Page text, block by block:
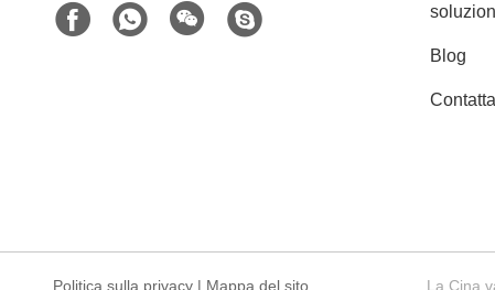
Blog
Politica sulla privacy | Mappa del sito La Cina